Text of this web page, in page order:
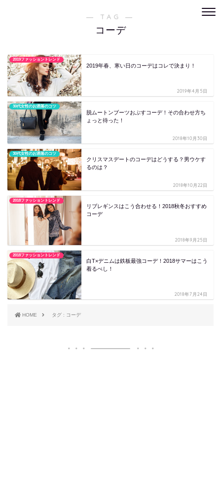
― TAG ―
コーデ
2019ファッショントレンド
2019年春、寒い日のコーデはコレで決まり！
2019年4月5日
30代女性のお洒落のコツ
脱ムートンブーツおぶすコーデ！その合わせ方ち
ょっと待った！
2018年10月30日
30代女性のお洒落のコツ
クリスマスデートのコーデはどうする？男ウケす
るのは？
2018年10月22日
2018ファッショントレンド
リブレギンスはこう合わせる！2018秋冬おすすめ
コーデ
2018年9月25日
2018ファッショントレンド
白T×デニムは鉄板最強コーデ！2018サマーはこう
着るべし！
2018年7月24日
HOME タグ : コーデ